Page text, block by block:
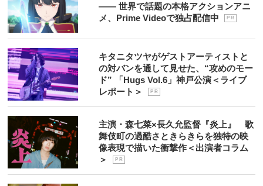
―― 世界で話題の本格アクションアニ
メ、Prime Videoで独占配信中
P R
キタニタツヤがゲストアーティストと
の対バンを通して見せた、“攻めのモー
ド” 「Hugs Vol.6」神戸公演＜ライブ
レポート＞
P R
主演・森七菜×長久允監督『炎上』 歌
舞伎町の過酷さときらきらを独特の映
像表現で描いた衝撃作＜出演者コラム
＞
P R